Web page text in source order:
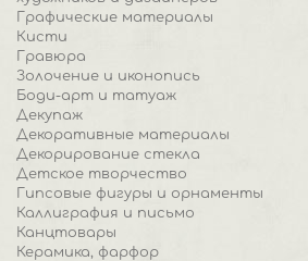
Графические материалы
Кисти
Гравюра
Золочение и иконопись
Боди-арт и татуаж
Декупаж
Декоративные материалы
Декорирование стекла
Детское творчество
Гипсовые фигуры и орнаменты
Каллиграфия и письмо
Канцтовары
Керамика, фарфор